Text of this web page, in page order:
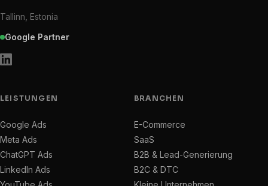
Tallinn, Estonia
Google Partner
LEISTUNGEN
Google Ads
Meta Ads
ChatGPT Ads
LinkedIn Ads
BRANCHEN
E-Commerce
SaaS
B2B & Lead-Generierung
B2C & DTC